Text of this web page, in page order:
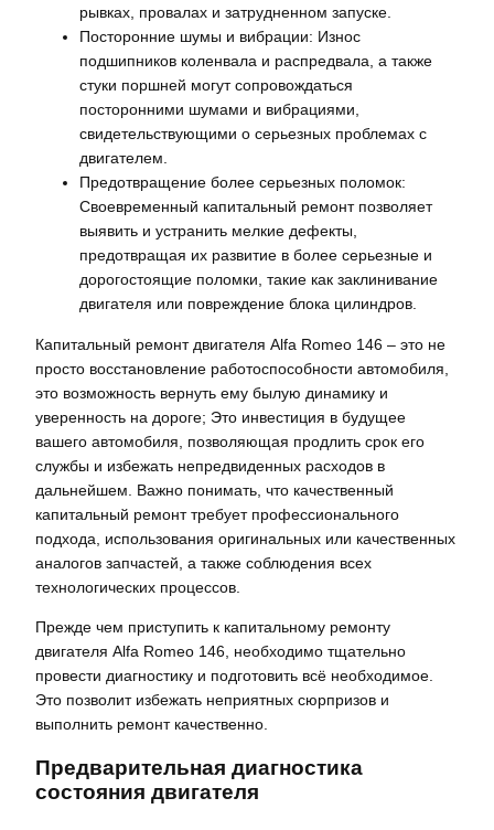
рывках, провалах и затрудненном запуске.
Посторонние шумы и вибрации: Износ
подшипников коленвала и распредвала, а также
стуки поршней могут сопровождаться
посторонними шумами и вибрациями,
свидетельствующими о серьезных проблемах с
двигателем.
Предотвращение более серьезных поломок:
Своевременный капитальный ремонт позволяет
выявить и устранить мелкие дефекты,
предотвращая их развитие в более серьезные и
дорогостоящие поломки, такие как заклинивание
двигателя или повреждение блока цилиндров.
Капитальный ремонт двигателя Alfa Romeo 146 – это не
просто восстановление работоспособности автомобиля,
это возможность вернуть ему былую динамику и
уверенность на дороге; Это инвестиция в будущее
вашего автомобиля, позволяющая продлить срок его
службы и избежать непредвиденных расходов в
дальнейшем. Важно понимать, что качественный
капитальный ремонт требует профессионального
подхода, использования оригинальных или качественных
аналогов запчастей, а также соблюдения всех
технологических процессов.
Прежде чем приступить к капитальному ремонту
двигателя Alfa Romeo 146, необходимо тщательно
провести диагностику и подготовить всё необходимое.
Это позволит избежать неприятных сюрпризов и
выполнить ремонт качественно.
Предварительная диагностика
состояния двигателя